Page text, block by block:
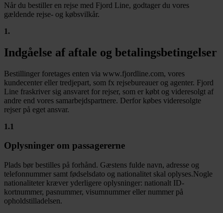
Når du bestiller en rejse med Fjord Line, godtager du vores
gældende rejse- og købsvilkår.
1 .
Indgåelse af aftale og betalingsbetingelser
Bestillinger foretages enten via www.fjordline.com, vores
kundecenter eller tredjepart, som fx rejsebureauer og agenter. Fjord
Line fraskriver sig ansvaret for rejser, som er købt og videresolgt af
andre end vores samarbejdspartnere. Derfor købes videresolgte
rejser på eget ansvar.
1.1
Oplysninger om passagererne
Plads bør bestilles på forhånd. Gæstens fulde navn, adresse og
telefonnummer samt fødselsdato og nationalitet skal oplyses.Nogle
nationaliteter kræver yderligere oplysninger: nationalt ID-
kortnummer, pasnummer, visumnummer eller nummer på
opholdstilladelsen.